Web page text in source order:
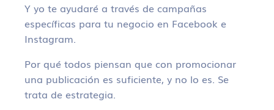
Y yo te ayudaré a través de campañas
específicas para tu negocio en Facebook e
Instagram.
Por qué todos piensan que con promocionar
una publicación es suficiente, y no lo es. Se
trata de estrategia.